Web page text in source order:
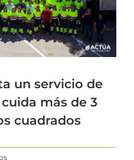
un servicio de
más de 3
cuadrados